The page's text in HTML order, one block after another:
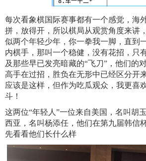
每次看象棋国际赛事都有一个感觉，海
拼，放得开，所以棋局从观赏角度来讲
似两个年轻少年，你一拳我一脚，直到
内棋手，那叫一个稳健，没有花招，只
及那些早已发亮暗藏的“飞刀”，他们的
高手在过招，胜负在无形中已经区分开
应该是这样，但作为吃瓜观众，我更喜
斗！
这两位“年轻人”一位来自美国，名叫胡
西亚，名叫杨添任，他们在第九届韩信
先看看他们长什么样